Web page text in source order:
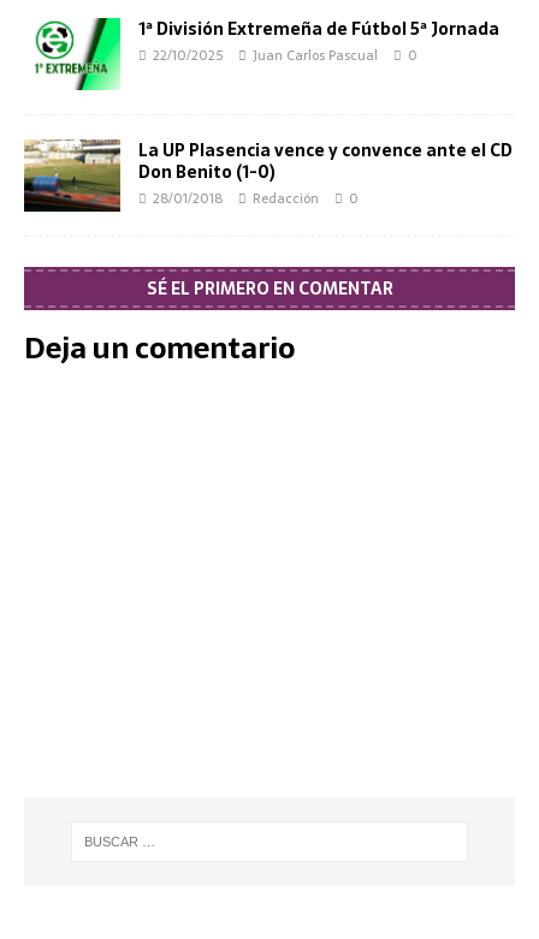
1ª División Extremeña de Fútbol 5ª Jornada
22/10/2025 Juan Carlos Pascual 0
La UP Plasencia vence y convence ante el CD
Don Benito (1-0)
28/01/2018 Redacción 0
SÉ EL PRIMERO EN COMENTAR
Deja un comentario